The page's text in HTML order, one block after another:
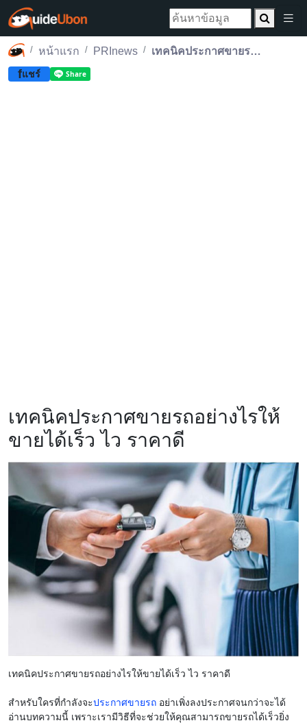
หน้าแรก PRInews เทคนิคประกาศขายรถอย่างไรให้ขายได้เร็ว ไว ราคาดี
fแชร์
เทคนิคประกาศขายรถอย่างไรให้
ขายได้เร็ว ไว ราคาดี
เทคนิคประกาศขายรถอย่างไรให้ขายได้เร็ว ไว ราคาดี
สำหรับใครที่กำลังจะประกาศขายรถ อย่าเพิ่งลงประกาศจนกว่าจะได้
อ่านบทความนี้ เพราะเรามีวิธีที่จะช่วยให้คุณสามารถขายรถได้เร็วยิ่ง